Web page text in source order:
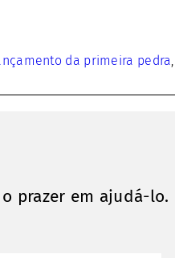
da primeira pedra,
prazer em ajudá-lo.